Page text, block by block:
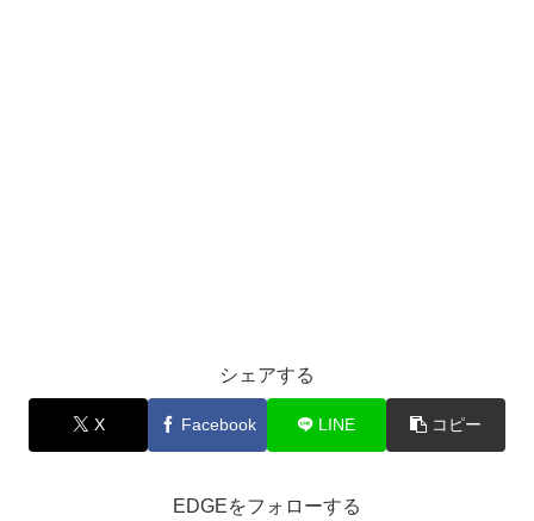
シェアする
X Facebook LINE コピー
EDGEをフォローする